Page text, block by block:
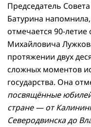
Председатель
Батурина
отмечается 90-
Михайловича
протяжении двух
сложных моментов
государства. Она
посвящённые
стране — от
Северодвинска до